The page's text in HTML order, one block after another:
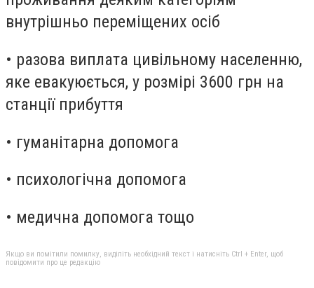
внутрішньо переміщених осіб
• разова виплата цивільному населенню,
яке евакуюється, у розмірі 3600 грн на
станції прибуття
• гуманітарна допомога
• психологічна допомога
• медична допомога тощо
Якщо ви помітили помилку, виділіть необхідний текст і натисніть Ctrl + Enter, щоб
повідомити про це редакцію